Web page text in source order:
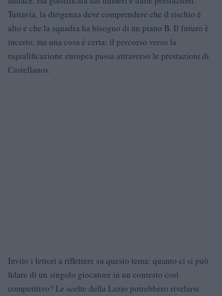
Tuttavia, la dirigenza deve comprendere che il rischio è
alto e che la squadra ha bisogno di un piano B. Il futuro è
incerto, ma una cosa è certa: il percorso verso la
riqualificazione europea passa attraverso le prestazioni di
Castellanos.
Invito i lettori a riflettere su questo tema: quanto ci si può
fidare di un singolo giocatore in un contesto così
competitivo? Le scelte della Lazio potrebbero rivelarsi